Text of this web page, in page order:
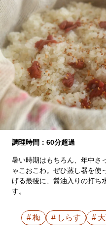
調理時間：60分超過
暑い時期はもちろん、年中さ
ゃこおこわ。ぜひ蒸し器を使
げる最後に、醤油入りの打ち
す。
梅 しらす